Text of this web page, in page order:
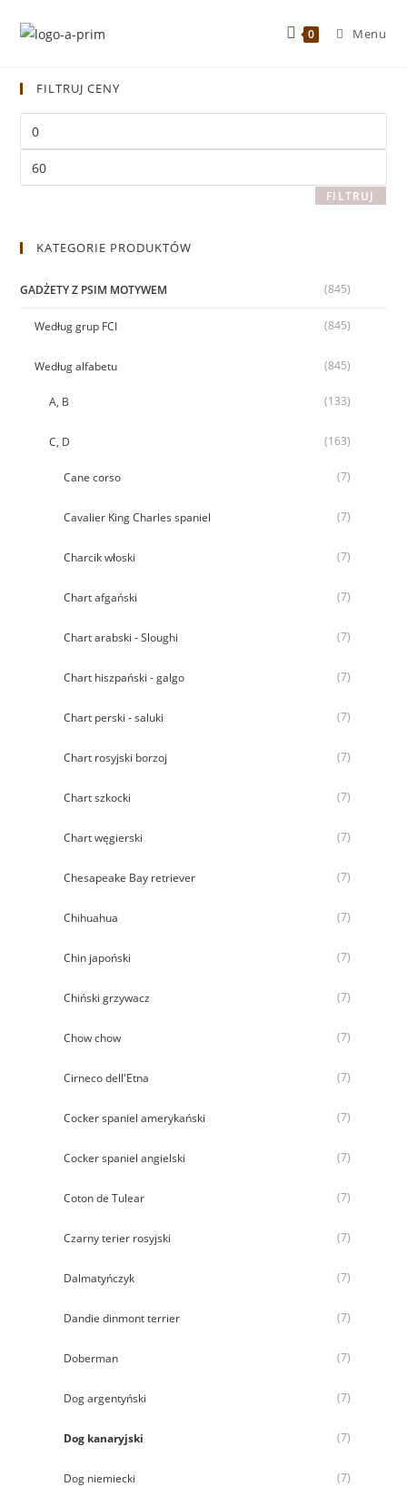
0 Menu
FILTRUJ CENY
FILTRUJ
KATEGORIE PRODUKTÓW
GADŻETY Z PSIM MOTYWEM (845)
Według grup FCI (845)
Według alfabetu (845)
A, B (133)
C, D (163)
Cane corso (7)
Cavalier King Charles spaniel (7)
Charcik włoski (7)
Chart afgański (7)
Chart arabski - Sloughi (7)
Chart hiszpański - galgo (7)
Chart perski - saluki (7)
Chart rosyjski borzoj (7)
Chart szkocki (7)
Chart węgierski (7)
Chesapeake Bay retriever (7)
Chihuahua (7)
Chin japoński (7)
Chiński grzywacz (7)
Chow chow (7)
Cirneco dell'Etna (7)
Cocker spaniel amerykański (7)
Cocker spaniel angielski (7)
Coton de Tulear (7)
Czarny terier rosyjski (7)
Dalmatyńczyk (7)
Dandie dinmont terrier (7)
Doberman (7)
Dog argentyński (7)
Dog kanaryjski (7)
Dog niemiecki (7)